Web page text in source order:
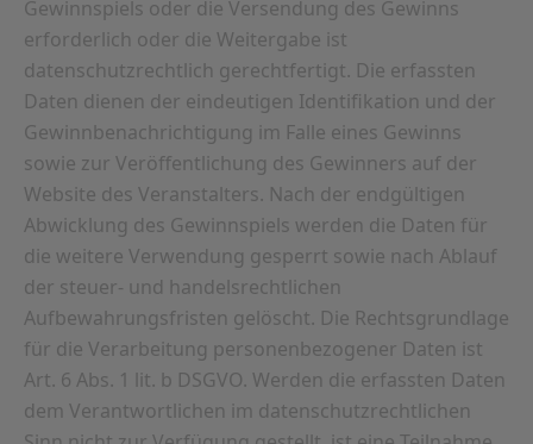
Gewinnspiels oder die Versendung des Gewinns
erforderlich oder die Weitergabe ist
datenschutzrechtlich gerechtfertigt. Die erfassten
Daten dienen der eindeutigen Identifikation und der
Gewinnbenachrichtigung im Falle eines Gewinns
sowie zur Veröffentlichung des Gewinners auf der
Website des Veranstalters. Nach der endgültigen
Abwicklung des Gewinnspiels werden die Daten für
die weitere Verwendung gesperrt sowie nach Ablauf
der steuer- und handelsrechtlichen
Aufbewahrungsfristen gelöscht. Die Rechtsgrundlage
für die Verarbeitung personenbezogener Daten ist
Art. 6 Abs. 1 lit. b DSGVO. Werden die erfassten Daten
dem Verantwortlichen im datenschutzrechtlichen